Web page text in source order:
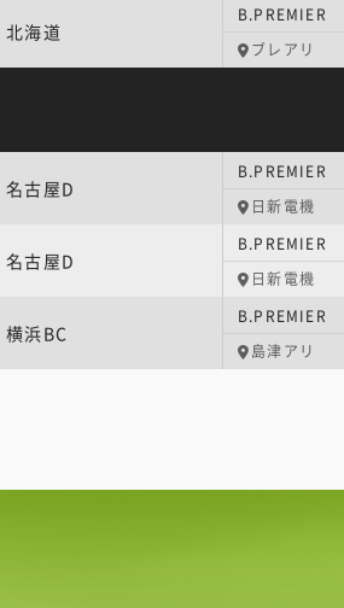
北海道
ブレアリ
名古屋D
日新電機
名古屋D
日新電機
横浜BC
島津アリ